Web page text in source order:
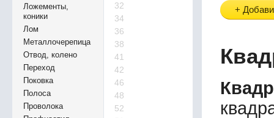
Ложементы,
коники
Лом
Металлочерепица
Отвод, колено
Переход
Поковка
Полоса
Проволока
32
34
36
38
41
42
46
48
52
+